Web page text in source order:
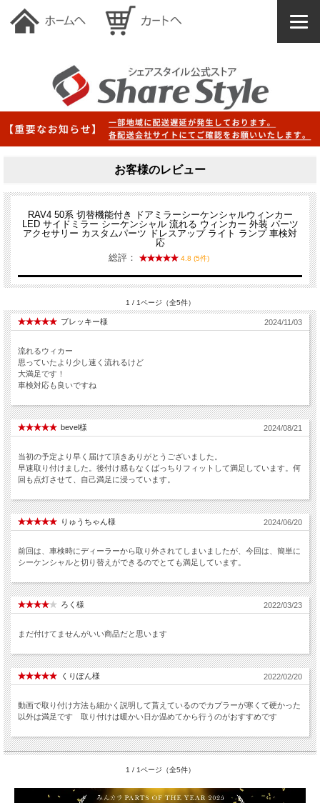
お客様のレビュー
RAV4 50系 切替機能付き ドアミラーシーケンシャルウィンカー
LED サイドミラー シーケンシャル 流れる ウィンカー 外装 パーツ
アクセサリー カスタムパーツ ドレスアップ ライト ランプ 車検対
応
総評：
4.8 (5件)
1 / 1ページ（全5件）
ブレッキー様 2024/11/03
流れるウィカー
思っていたより少し速く流れるけど
大満足です！
車検対応も良いですね
bevel様 2024/08/21
当初の予定より早く届けて頂きありがとうございました。
早速取り付けました。後付け感もなくばっちりフィットして満足しています。何
回も点灯させて、自己満足に浸っています。
りゅうちゃん様 2024/06/20
前回は、車検時にディーラーから取り外されてしまいましたが、今回は、簡単に
シーケンシャルと切り替えができるのでとても満足しています。
ろく様 2022/03/23
まだ付けてませんがいい商品だと思います
くりぽん様 2022/02/20
動画で取り付け方法も細かく説明して貰えているのでカプラーが寒くて硬かった
以外は満足です 取り付けは暖かい日か温めてから行うのがおすすめです
1 / 1ページ（全5件）